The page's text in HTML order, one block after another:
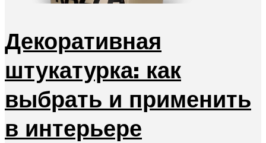
Декоративная
штукатурка: как
выбрать и применить
в интерьере